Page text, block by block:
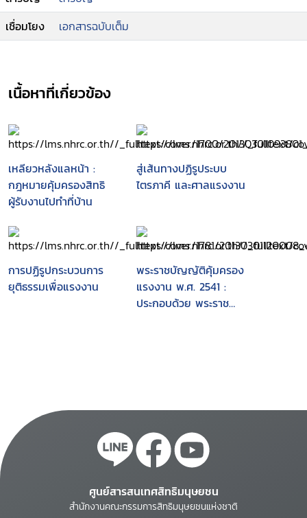
เชื่อมโยง
เอกสารฉบับเต็ม
เนื้อหาที่เกี่ยวข้อง
เหลียวหลังแลหน้า :
กฎหมายคุ้มครองสิทธิ
ผู้รับงานไปทำที่บ้าน
สู่เส้นทางปฏิรูประบบ
ไตรภาคี และศาลแรงงาน
การปฏิรูปกระบวนการ
ยุติธรรมเพื่อแรงงาน
พระราชบัญญัติคุ้มครอง
แรงงาน พ.ศ. 2541 :
ประกอบด้วย พระราช
ศูนย์สารสนเทศสิทธิมนุษยชน
สำนักงานคณะกรรมการสิทธิมนุษยชนแห่งชาติ